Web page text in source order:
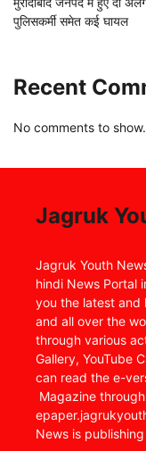
पुलिसकर्मी समेत कई घायल
Recent
No comments to show.
Jagruk
Jagruk Youth
hindi News Portal
you the latest and
and all over the
through various
Gallery, YouTube
can read the e-
Magazine
News is